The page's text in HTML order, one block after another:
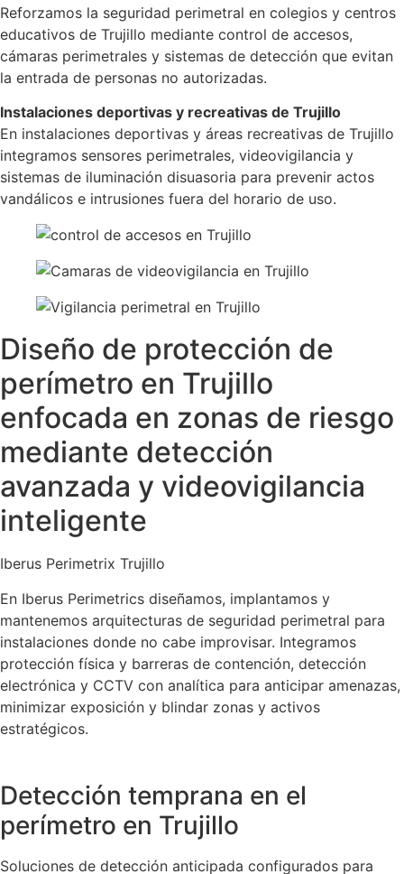
Reforzamos la seguridad perimetral en colegios y centros
educativos de Trujillo mediante control de accesos,
cámaras perimetrales y sistemas de detección que evitan
la entrada de personas no autorizadas.
Instalaciones deportivas y recreativas de Trujillo
En instalaciones deportivas y áreas recreativas de Trujillo
integramos sensores perimetrales, videovigilancia y
sistemas de iluminación disuasoria para prevenir actos
vandálicos e intrusiones fuera del horario de uso.
Diseño de protección de
perímetro en Trujillo
enfocada en zonas de riesgo
mediante detección
avanzada y videovigilancia
inteligente
Iberus Perimetrix Trujillo
En Iberus Perimetrics diseñamos, implantamos y
mantenemos arquitecturas de seguridad perimetral para
instalaciones donde no cabe improvisar. Integramos
protección física y barreras de contención, detección
electrónica y CCTV con analítica para anticipar amenazas,
minimizar exposición y blindar zonas y activos
estratégicos.
Detección temprana en el
perímetro en Trujillo
Soluciones de detección anticipada configurados para